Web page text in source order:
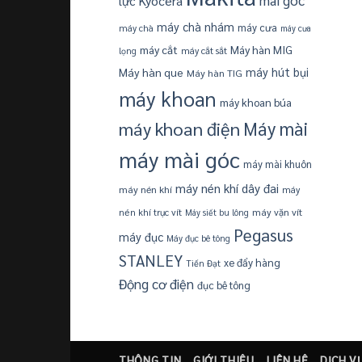
máy chà máy chà nhám máy cưa máy cưa
lọng máy cắt máy cắt sắt Máy hàn MIG
Máy hàn que Máy hàn TIG máy hút bụi
máy khoan máy khoan búa
máy khoan điện Máy mài
máy mài góc máy mài khuôn
máy nén khí máy nén khí dây đai máy
nén khí trục vít Máy siết bu lông máy vặn vít
máy đục Máy đục bê tông Pegasus
STANLEY Tiến Đạt xe đẩy hàng
Động cơ điện đục bê tông